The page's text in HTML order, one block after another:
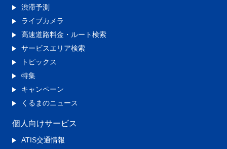
渋滞予測
ライブカメラ
高速道路料金・ルート検索
サービスエリア検索
トピックス
特集
キャンペーン
くるまのニュース
個人向けサービス
ATIS交通情報